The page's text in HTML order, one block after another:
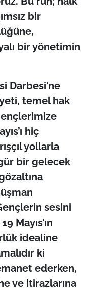
bir
bir yönetimin
Darbesi’ne
temel hak
hiç
yollarla
bir gelecek
sesini
Mayıs’ın
idealine
ki
ederken,
ve itirazlarına